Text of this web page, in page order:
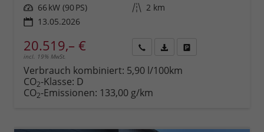
Leistung 66 kW (90 PS) Kilometerstand 2 km
13.05.2026
20.519,– €
incl. 19% MwSt.
anfordern
Datei,
Verbrauch kombiniert: 5,90 l/100km
CO2-Klasse: D
CO2-Emissionen: 133,00 g/km